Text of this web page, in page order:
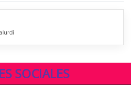
SOCIALES